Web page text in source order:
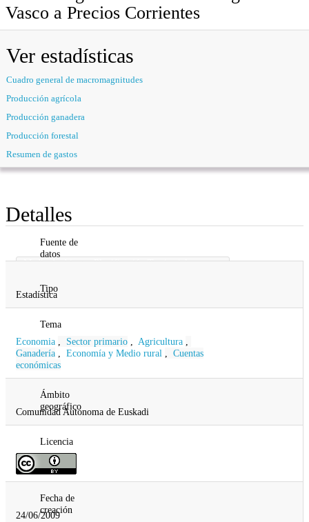
Vasco a Precios Corrientes
Ver estadísticas
Cuadro general de macromagnitudes
Producción agrícola
Producción ganadera
Producción forestal
Resumen de gastos
Detalles
Fuente de
datos
Medio Ambiente, Planificación Territorial,
Tipo
Estadística
Tema
Economia , Sector primario , Agricultura ,
Ganadería , Economía y Medio rural , Cuentas
económicas
Ámbito
geográfico
Comunidad Autonoma de Euskadi
Licencia
Fecha de
creación
24/06/2009